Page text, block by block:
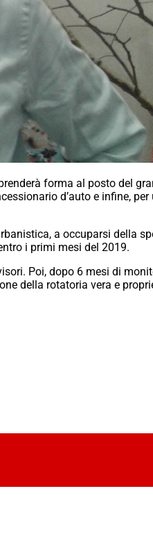
forma al posto del
d’auto e infine, per
a occuparsi della
i primi mesi del 2019.
Poi, dopo 6 mesi di
della rotatoria vera e